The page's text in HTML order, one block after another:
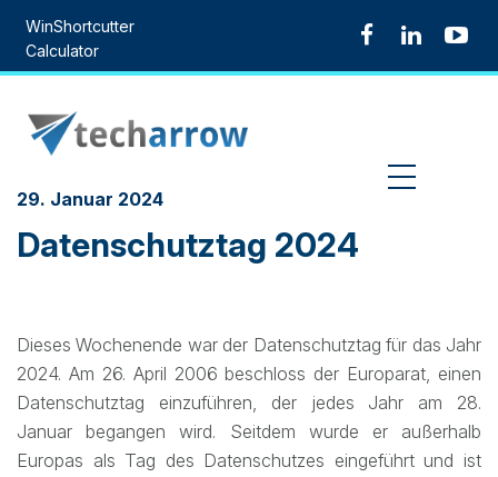
content
WinShortcutter
Calculator
29. Januar 2024
Datenschutztag 2024
Dieses Wochenende war der Datenschutztag für das Jahr
2024. Am 26. April 2006 beschloss der Europarat, einen
Datenschutztag einzuführen, der jedes Jahr am 28.
Januar begangen wird. Seitdem wurde er außerhalb
Europas als Tag des Datenschutzes eingeführt und ist